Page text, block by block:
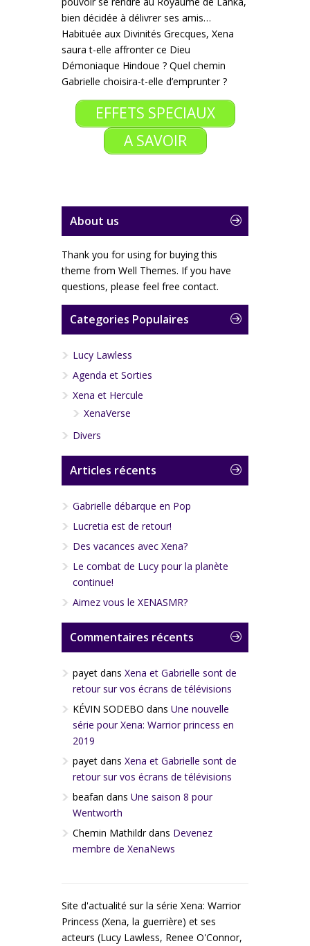
bien décidée à délivrer ses amis…
Habituée aux Divinités Grecques, Xena
saura t-elle affronter ce Dieu
Démoniaque Hindoue ? Quel chemin
Gabrielle choisira-t-elle d’emprunter ?
EFFETS SPECIAUX
A SAVOIR
About us
Thank you for using for buying this
theme from Well Themes. If you have
questions, please feel free contact.
Categories Populaires
Lucy Lawless
Agenda et Sorties
Xena et Hercule
XenaVerse
Divers
Articles récents
Gabrielle débarque en Pop
Lucretia est de retour!
Des vacances avec Xena?
Le combat de Lucy pour la planète
continue!
Aimez vous le XENASMR?
Commentaires récents
payet dans Xena et Gabrielle sont de
retour sur vos écrans de télévisions
KÉVIN SODEBO dans Une nouvelle
série pour Xena: Warrior princess en
2019
payet dans Xena et Gabrielle sont de
retour sur vos écrans de télévisions
beafan dans Une saison 8 pour
Wentworth
Chemin Mathildrdans Devenez
membre de XenaNews
Site d'actualité sur la série Xena: Warrior
Princess (Xena, la guerrière) et ses
acteurs (Lucy Lawless, Renee O'Connor,